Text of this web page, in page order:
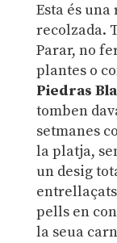
Esta és
recolzada.
Parar, no
plantes o
Piedras
tomben
setmanes
la platja,
un desig
pells en
la seua